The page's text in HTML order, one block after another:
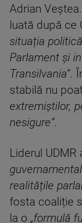
Adrian
luată după ce
situația
Parlament și
Transilvania”.
stabilă nu
extremiștilor,
nesigure”.
Liderul
realitățile
fosta coaliție
la o „formulă